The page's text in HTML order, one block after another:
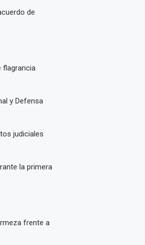
de
flagrancia
y Defensa
judiciales
la primera
frente a